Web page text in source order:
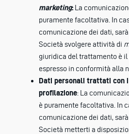
marketing: La
puramente facoltativa. In
comunicazione dei dati,
Società svolgere attività di
giuridica del trattamento è il
espresso in conformità alla
Dati personali trattati con i
profilazione: La
è puramente facoltativa. In
comunicazione dei dati,
Società metterti a